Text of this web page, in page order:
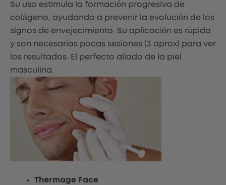
Su uso estimula la formación progresiva de
colágeno, ayudando a prevenir la evolución de los
signos de envejecimiento. Su aplicación es rápida
y son necesarias pocas sesiones (3 aprox) para ver
los resultados. El perfecto aliado de la piel
masculina.
Thermage Face